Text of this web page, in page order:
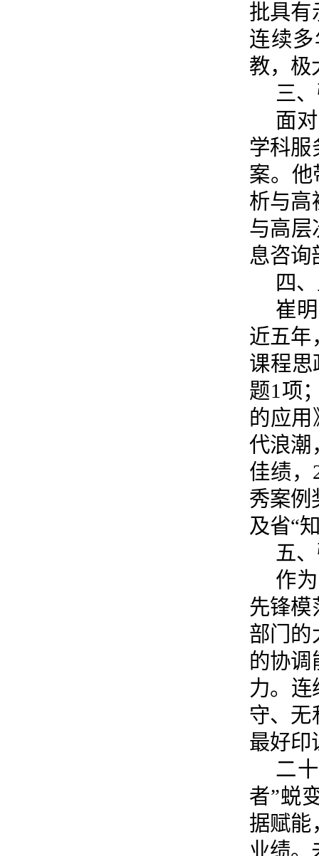
批具有
连续
教，极
三
面
学科服
案。他
析与高
与高层
息咨询
四
崔
近五年
课程思
题1项
的应
代浪潮
佳绩，
秀案例
及省“
五
作
先锋模
部门的
的协调
力。连
守、无
最好印
二
者”蜕
据赋能
业绩。